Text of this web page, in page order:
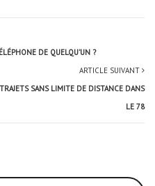
DE QUELQU’UN ?
ARTICLE SUIVANT
SANS LIMITE DE DISTANCE DANS
LE 78